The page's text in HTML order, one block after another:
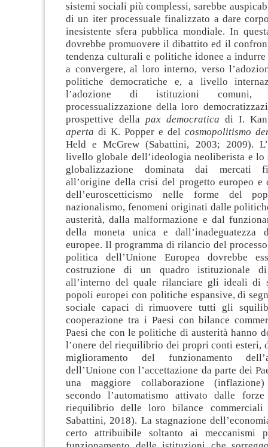
sistemi sociali più complessi, sarebbe
di un iter processuale finalizzato a dare
inesistente sfera pubblica mondiale. In
dovrebbe promuovere il dibattito ed il
tendenza culturali e politiche idonee a
a convergere, al loro interno, verso
politiche democratiche e, a livello
l’adozione di istituzioni comuni,
processualizzazione della loro
prospettive della pax democratica di I.
aperta di K. Popper e del cosmopolitismo
Held e McGrew (Sabattini, 2003; 2009).
livello globale dell’ideologia neoliberista e
globalizzazione dominata dai mercati
all’origine della crisi del progetto europeo e
dell’euroscetticismo nelle forme del
nazionalismo, fenomeni originati dalle
austerità, dalla malformazione e dal
della moneta unica e dall’inadeguatezza
europee. Il programma di rilancio del
politica dell’Unione Europea dovrebbe
costruzione di un quadro istituzionale
all’interno del quale rilanciare gli ideali di
popoli europei con politiche espansive, di
sociale capaci di rimuovere tutti gli
cooperazione tra i Paesi con bilance
Paesi che con le politiche di austerità hanno
l’onere del riequilibrio dei propri conti esteri,
miglioramento del funzionamento
dell’Unione con l’accettazione da parte dei
una maggiore collaborazione
secondo l’automatismo attivato dalle
riequilibrio delle loro bilance
Sabattini, 2018). La stagnazione
certo attribuibile soltanto ai meccanismi